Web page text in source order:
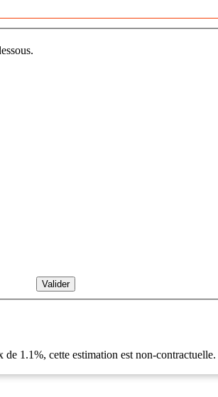
1.1%, cette estimation est non-